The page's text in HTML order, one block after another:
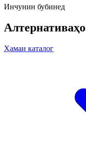
Инчунин бубинед
Ҳамаи каталог